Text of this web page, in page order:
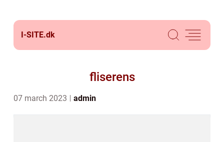
I-SITE.dk
fliserens
07 march 2023 admin